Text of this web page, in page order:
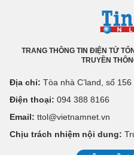
TRANG THÔNG TIN ĐIỆN TỬ
TRUYỀN
Địa chỉ: Tòa nhà C’land, số
Điện thoại: 094 388 8166
Email: ttol@vietnamnet.vn
Chịu trách nhiệm nội dung: